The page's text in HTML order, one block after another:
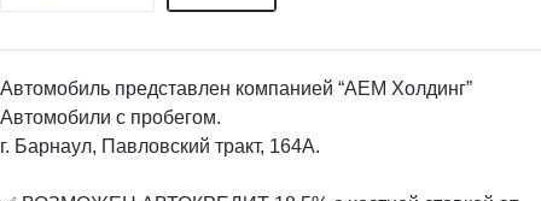
Автомобиль представлен компанией “АЕМ Холдинг”
Автомобили с пробегом.
г. Барнаул, Павловский тракт, 164А.